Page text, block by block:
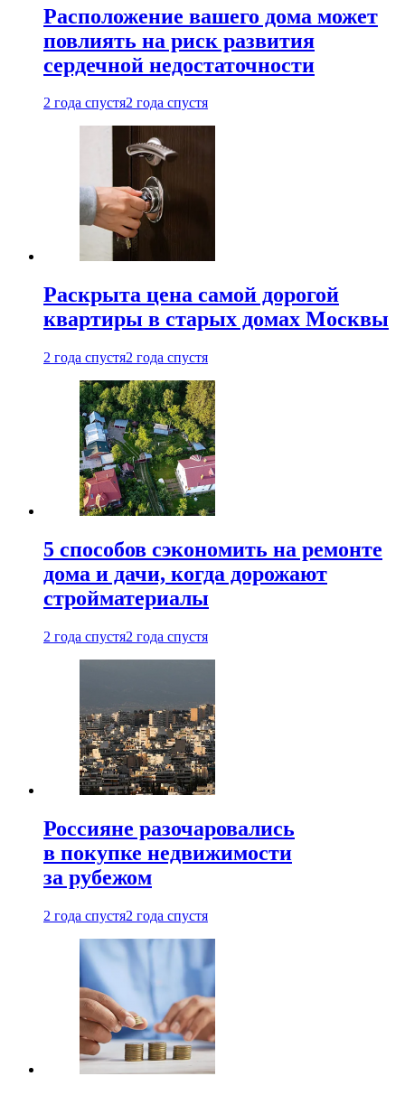
Расположение вашего дома может
повлиять на риск развития
сердечной недостаточности
2 года спустя2 года спустя
Раскрыта цена самой дорогой
квартиры в старых домах Москвы
2 года спустя2 года спустя
5 способов сэкономить на ремонте
дома и дачи, когда дорожают
стройматериалы
2 года спустя2 года спустя
Россияне разочаровались
в покупке недвижимости
за рубежом
2 года спустя2 года спустя